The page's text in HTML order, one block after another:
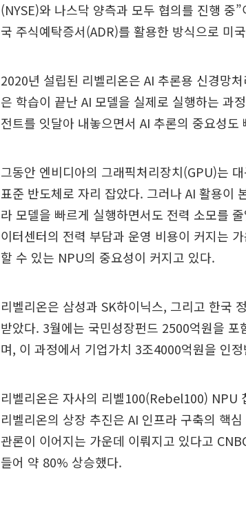
(NYSE)와 나스닥 양측과 모두 협의를 진행 중
국 주식예탁증서(ADR)를 활용한 방식으로 미
2020년 설립된 리벨리온은 AI 추론용 신경망
은 학습이 끝난 AI 모델을 실제로 실행하는 과
전트를 잇달아 내놓으면서 AI 추론의 중요성도
그동안 엔비디아의 그래픽처리장치(GPU)는
표준 반도체로 자리 잡았다. 그러나 AI 활용이
라 모델을 빠르게 실행하면서도 전력 소모를
이터센터의 전력 부담과 운영 비용이 커지는
할 수 있는 NPU의 중요성이 커지고 있다.
리벨리온은 삼성과 SK하이닉스, 그리고 한국
받았다. 3월에는 국민성장펀드 2500억원을
며, 이 과정에서 기업가치 3조4000억원을 인
리벨리온은 자사의 리벨100(Rebel100) NPU
리벨리온의 상장 추진은 AI 인프라 구축의 핵
관론이 이어지는 가운데 이뤄지고 있다고
들어 약 80% 상승했다.